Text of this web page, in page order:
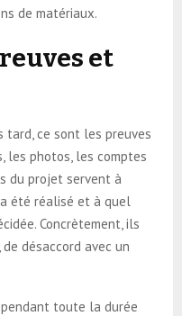
de matériaux.
et
tard, ce sont les preuves
les photos, les comptes
du projet servent à
été réalisé et à quel
Concrètement, ils
désaccord avec un
toute la durée